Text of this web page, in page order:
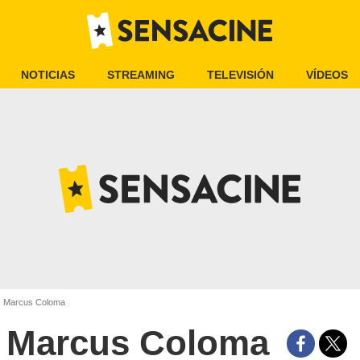
NOTICIAS STREAMING TELEVISIÓN VÍDEOS
Marcus Coloma
Marcus Coloma